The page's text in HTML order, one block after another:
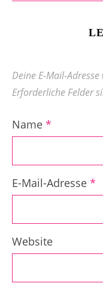
Deine E-Mail-
Erforderliche Felder
Name *
E-Mail-Adresse *
Website